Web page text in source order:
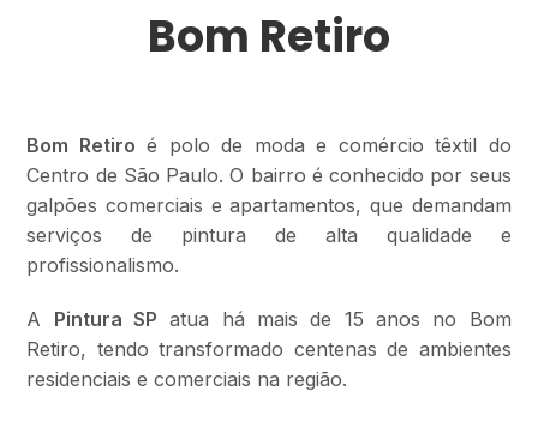
Bom Retiro
Bom Retiro é polo de moda e comércio têxtil do
Centro de São Paulo. O bairro é conhecido por seus
galpões comerciais e apartamentos, que demandam
serviços de pintura de alta qualidade e
profissionalismo.
A Pintura SP atua há mais de 15 anos no Bom
Retiro, tendo transformado centenas de ambientes
residenciais e comerciais na região.